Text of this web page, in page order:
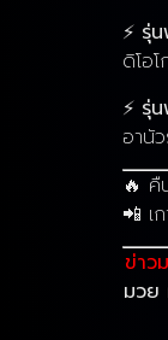
⚡ รุ่
ดิโอ
⚡ รุ่
อานั
🔥
📲 เ
ข่าว
มวย